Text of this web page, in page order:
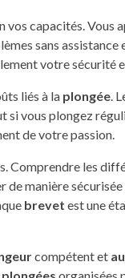
capacités. Vous
sans
votre sécurité
liés à la plongée .
si vous plongez
de votre passion.
Comprendre les
manière
brevet est une
compétent et
plongées organisées